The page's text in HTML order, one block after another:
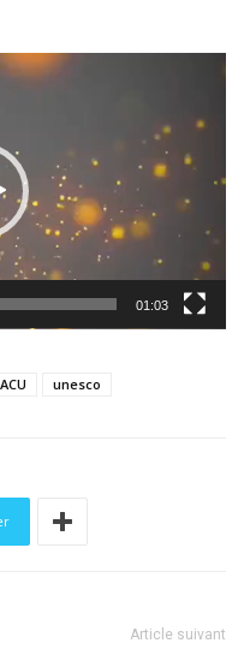
01:03
unesco
Article suivant